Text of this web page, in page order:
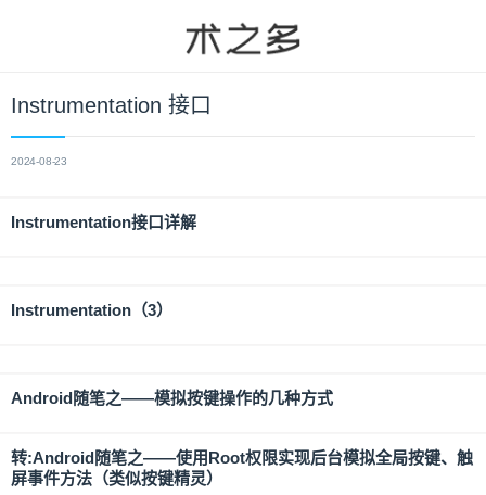
Instrumentation 接口
2024-08-23
Instrumentation接口详解
Instrumentation（3）
Android随笔之——模拟按键操作的几种方式
转:Android随笔之——使用Root权限实现后台模拟全局按键、触
屏事件方法（类似按键精灵）